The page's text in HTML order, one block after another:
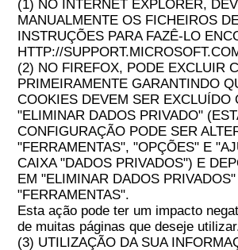
(1) NO INTERNET EXPLORER,
MANUALMENTE OS FICHEIROS
INSTRUÇÕES PARA FAZÊ-LO
HTTP://
(2) NO FIREFOX, PODE EXCLUIR
PRIMEIRAMENTE GARANTINDO
COOKIES DEVEM SER EXCLUÍDO
"ELIMINAR DADOS PRIVADO"
CONFIGURAÇÃO PODE SER
"FERRAMENTAS", "OPÇÕES" E
CAIXA "DADOS PRIVADOS") E
EM "ELIMINAR DADOS
"FERRAMENTAS".
Esta ação pode ter um impacto
de muitas páginas que deseje
(3) UTILIZAÇÃO DA SUA